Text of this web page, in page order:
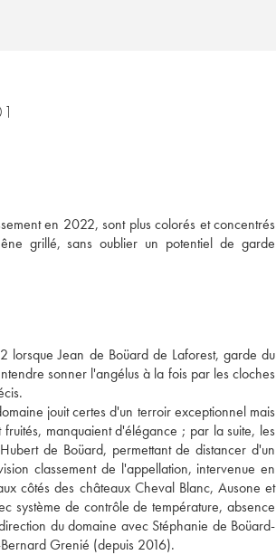
en 2022, sont plus colorés et concentrés
grillé, sans oublier un potentiel de garde
lorsque Jean de Boüard de Laforest, garde du
sonner l'angélus à la fois par les cloches
jouit certes d'un terroir exceptionnel mais
manquaient d'élégance ; par la suite, les
de Boüard, permettant de distancer d'un
classement de l'appellation, intervenue en
côtés des châteaux Cheval Blanc, Ausone et
système de contrôle de température, absence
du domaine avec Stéphanie de Boüard-
Grenié (depuis 2016).